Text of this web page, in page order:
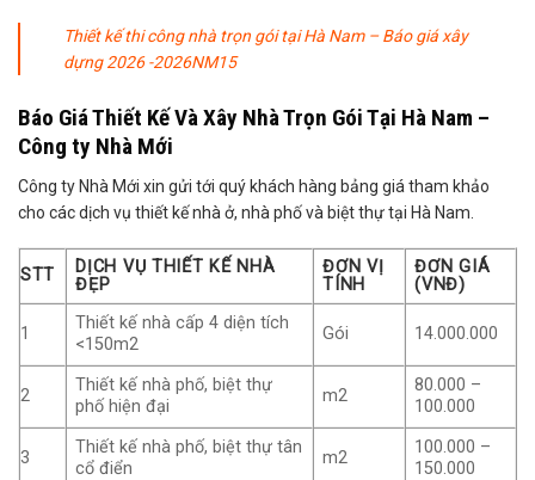
Thiết kế thi công nhà trọn gói tại Hà Nam – Báo giá xây
dựng 2026 -2026NM15
Báo Giá Thiết Kế Và Xây Nhà Trọn Gói Tại Hà Nam –
Công ty Nhà Mới
Công ty Nhà Mới xin gửi tới quý khách hàng bảng giá tham khảo
cho các dịch vụ thiết kế nhà ở, nhà phố và biệt thự tại Hà Nam.
STT
DỊCH VỤ THIẾT KẾ NHÀ
ĐẸP
ĐƠN VỊ
TÍNH
ĐƠN GIÁ
(VNĐ)
1
Thiết kế nhà cấp 4 diện tích
<150m2
Gói 14.000.000
2
Thiết kế nhà phố, biệt thự
phố hiện đại
m2
80.000 –
100.000
3
Thiết kế nhà phố, biệt thự tân
cổ điển
m2
100.000 –
150.000